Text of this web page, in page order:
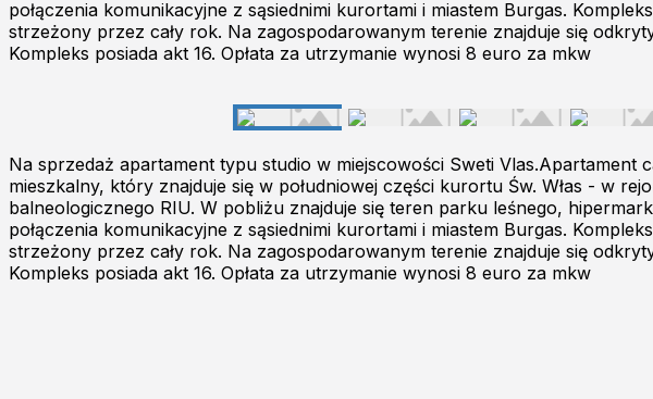
połączenia komunikacyjne z sąsiednimi kurortami i miastem Burgas.
strzeżony przez cały rok. Na zagospodarowanym terenie znajduje się
Kompleks posiada akt 16. Opłata za utrzymanie wynosi 8 euro za mkw
Na sprzedaż apartament typu studio w miejscowości Sweti
mieszkalny, który znajduje się w południowej części kurortu Św. Włas - w
balneologicznego RIU. W pobliżu znajduje się teren parku leśnego,
połączenia komunikacyjne z sąsiednimi kurortami i miastem Burgas.
strzeżony przez cały rok. Na zagospodarowanym terenie znajduje się
Kompleks posiada akt 16. Opłata za utrzymanie wynosi 8 euro za mkw